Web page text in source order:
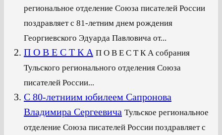
региональное отделение Союза писателей России
поздравляет с 81-летним днем рождения
Георгиевского Эдуарда Павловича от...
П О В Е С Т К А П О В Е С Т К А собрания
Тульского регионального отделения Союза
писателей России...
С 80-летниим юбилеем Сапронова
Владимира Сергеевича Тульское региональное
отделение Союза писателей России поздравляет с